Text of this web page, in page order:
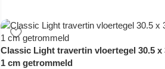
Classic Light travertin vloertegel 30.5 x
1 cm getrommeld